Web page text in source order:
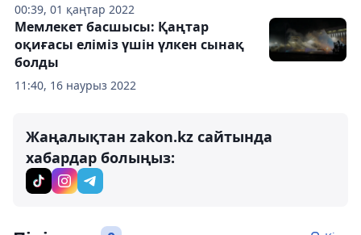
00:39, 01 қаңтар 2022
11:40, 16 наурыз 2022
Мемлекет басшысы: Қаңтар
оқиғасы еліміз үшін үлкен сынақ
болды
Жаңалықтан zakon.kz сайтында
хабардар болыңыз: